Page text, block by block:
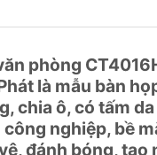
phòng
là mẫu bàn
chia ô, có tấm
nghiệp, bề
đánh bóng, tạo